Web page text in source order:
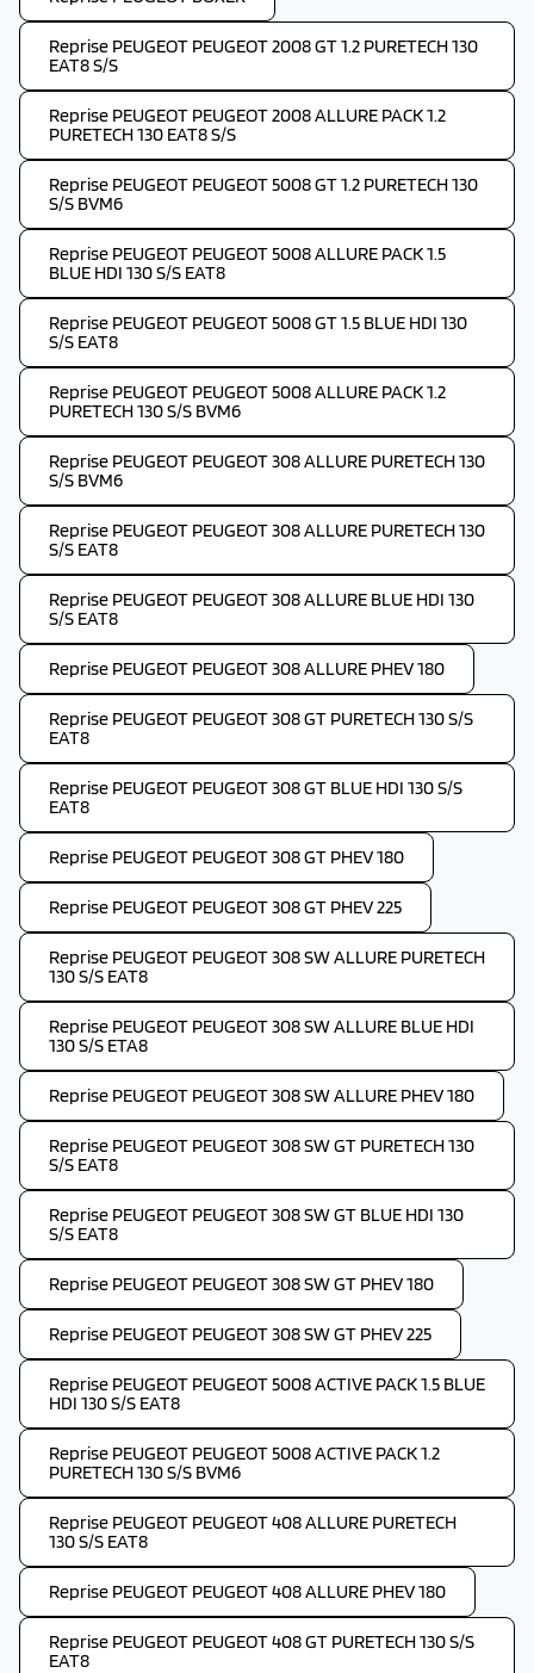
Reprise PEUGEOT PEUGEOT 2008 GT 1.2 PURETECH 130
EAT8 S/S
Reprise PEUGEOT PEUGEOT 2008 ALLURE PACK 1.2
PURETECH 130 EAT8 S/S
Reprise PEUGEOT PEUGEOT 5008 GT 1.2 PURETECH 130
S/S BVM6
Reprise PEUGEOT PEUGEOT 5008 ALLURE PACK 1.5
BLUE HDI 130 S/S EAT8
Reprise PEUGEOT PEUGEOT 5008 GT 1.5 BLUE HDI 130
S/S EAT8
Reprise PEUGEOT PEUGEOT 5008 ALLURE PACK 1.2
PURETECH 130 S/S BVM6
Reprise PEUGEOT PEUGEOT 308 ALLURE PURETECH 130
S/S BVM6
Reprise PEUGEOT PEUGEOT 308 ALLURE PURETECH 130
S/S EAT8
Reprise PEUGEOT PEUGEOT 308 ALLURE BLUE HDI 130
S/S EAT8
Reprise PEUGEOT PEUGEOT 308 ALLURE PHEV 180
Reprise PEUGEOT PEUGEOT 308 GT PURETECH 130 S/S
EAT8
Reprise PEUGEOT PEUGEOT 308 GT BLUE HDI 130 S/S
EAT8
Reprise PEUGEOT PEUGEOT 308 GT PHEV 180
Reprise PEUGEOT PEUGEOT 308 GT PHEV 225
Reprise PEUGEOT PEUGEOT 308 SW ALLURE PURETECH
130 S/S EAT8
Reprise PEUGEOT PEUGEOT 308 SW ALLURE BLUE HDI
130 S/S ETA8
Reprise PEUGEOT PEUGEOT 308 SW ALLURE PHEV 180
Reprise PEUGEOT PEUGEOT 308 SW GT PURETECH 130
S/S EAT8
Reprise PEUGEOT PEUGEOT 308 SW GT BLUE HDI 130
S/S EAT8
Reprise PEUGEOT PEUGEOT 308 SW GT PHEV 180
Reprise PEUGEOT PEUGEOT 308 SW GT PHEV 225
Reprise PEUGEOT PEUGEOT 5008 ACTIVE PACK 1.5 BLUE
HDI 130 S/S EAT8
Reprise PEUGEOT PEUGEOT 5008 ACTIVE PACK 1.2
PURETECH 130 S/S BVM6
Reprise PEUGEOT PEUGEOT 408 ALLURE PURETECH
130 S/S EAT8
Reprise PEUGEOT PEUGEOT 408 ALLURE PHEV 180
Reprise PEUGEOT PEUGEOT 408 GT PURETECH 130 S/S
EAT8